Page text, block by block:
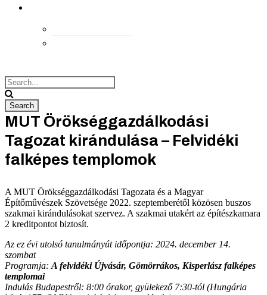
MUT Örökséggazdálkodási
Tagozat kirándulása – Felvidéki
falképes templomok
A MUT Örökséggazdálkodási Tagozata és a Magyar
Építőművészek Szövetsége 2022. szeptemberétől közösen buszos
szakmai kirándulásokat szervez. A szakmai utakért az építészkamara
2 kreditpontot biztosít.
Az ez évi utolsó tanulmányút időpontja: 2024. december 14.
szombat
Programja: A felvidéki Újvásár, Gömörrákos, Kisperlász falképes
templomai
Indulás Budapestről: 8:00 órakor, gyülekező 7:30-tól (Hungária